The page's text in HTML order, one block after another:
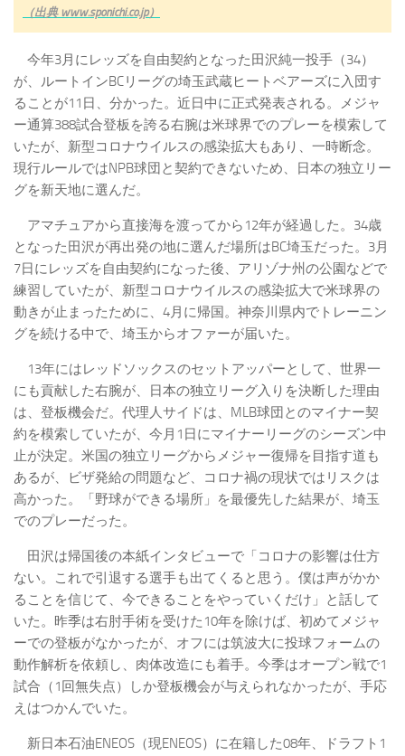
（出典 www.sponichi.co.jp）
今年3月にレッズを自由契約となった田沢純一投手（34）
が、ルートインBCリーグの埼玉武蔵ヒートベアーズに入団す
ることが11日、分かった。近日中に正式発表される。メジャ
ー通算388試合登板を誇る右腕は米球界でのプレーを模索して
いたが、新型コロナウイルスの感染拡大もあり、一時断念。
現行ルールではNPB球団と契約できないため、日本の独立リー
グを新天地に選んだ。
アマチュアから直接海を渡ってから12年が経過した。34歳
となった田沢が再出発の地に選んだ場所はBC埼玉だった。3月
7日にレッズを自由契約になった後、アリゾナ州の公園などで
練習していたが、新型コロナウイルスの感染拡大で米球界の
動きが止まったために、4月に帰国。神奈川県内でトレーニン
グを続ける中で、埼玉からオファーが届いた。
13年にはレッドソックスのセットアッパーとして、世界一
にも貢献した右腕が、日本の独立リーグ入りを決断した理由
は、登板機会だ。代理人サイドは、MLB球団とのマイナー契
約を模索していたが、今月1日にマイナーリーグのシーズン中
止が決定。米国の独立リーグからメジャー復帰を目指す道も
あるが、ビザ発給の問題など、コロナ禍の現状ではリスクは
高かった。「野球ができる場所」を最優先した結果が、埼玉
でのプレーだった。
田沢は帰国後の本紙インタビューで「コロナの影響は仕方
ない。これで引退する選手も出てくると思う。僕は声がかか
ることを信じて、今できることをやっていくだけ」と話して
いた。昨季は右肘手術を受けた10年を除けば、初めてメジャ
ーでの登板がなかったが、オフには筑波大に投球フォームの
動作解析を依頼し、肉体改造にも着手。今季はオープン戦で1
試合（1回無失点）しか登板機会が与えられなかったが、手応
えはつかんでいた。
新日本石油ENEOS（現ENEOS）に在籍した08年、ドラフト1